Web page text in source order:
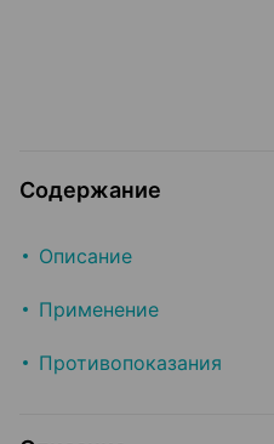
Содержание
Описание
Применение
Противопоказания